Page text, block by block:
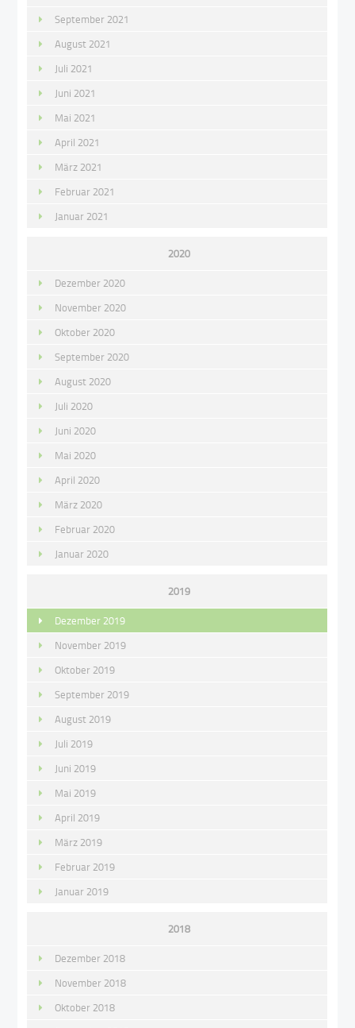
September 2021
August 2021
Juli 2021
Juni 2021
Mai 2021
April 2021
März 2021
Februar 2021
Januar 2021
2020
Dezember 2020
November 2020
Oktober 2020
September 2020
August 2020
Juli 2020
Juni 2020
Mai 2020
April 2020
März 2020
Februar 2020
Januar 2020
2019
Dezember 2019
November 2019
Oktober 2019
September 2019
August 2019
Juli 2019
Juni 2019
Mai 2019
April 2019
März 2019
Februar 2019
Januar 2019
2018
Dezember 2018
November 2018
Oktober 2018